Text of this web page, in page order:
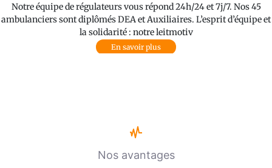
Notre équipe de régulateurs vous répond 24h/24 et 7j/7. Nos 45
ambulanciers sont diplômés DEA et Auxiliaires. L’esprit d’équipe et
la solidarité : notre leitmotiv
En savoir plus
Nos avantages